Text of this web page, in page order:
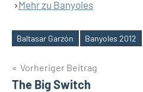
Mehr zu Banyoles
Schlagwörter
Baltasar Garzón Banyoles 2012
Beitragsnavigation
Vorheriger Beitrag
The Big Switch